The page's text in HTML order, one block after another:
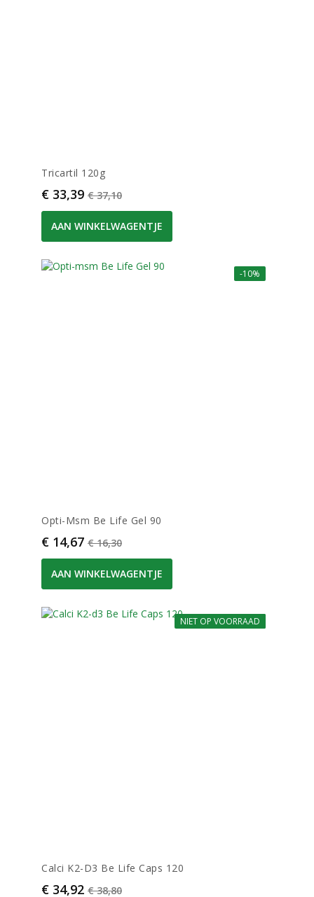
Tricartil 120g
Prijs
€ 33,39 Normale prijs
€ 37,10
AAN WINKELWAGENTJE
-10%
Opti-Msm Be Life Gel 90
Prijs
€ 14,67 Normale prijs
€ 16,30
AAN WINKELWAGENTJE
-10%
NIET OP VOORRAAD
Calci K2-D3 Be Life Caps 120
Prijs
€ 34,92 Normale prijs
€ 38,80